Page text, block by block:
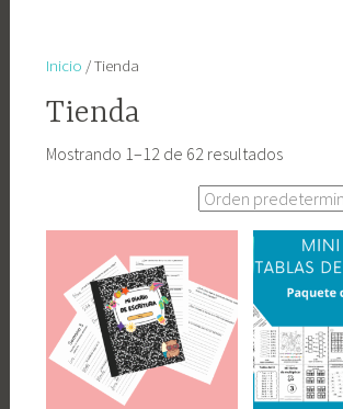
Inicio / Tienda
Tienda
Mostrando 1–12 de 62 resultados